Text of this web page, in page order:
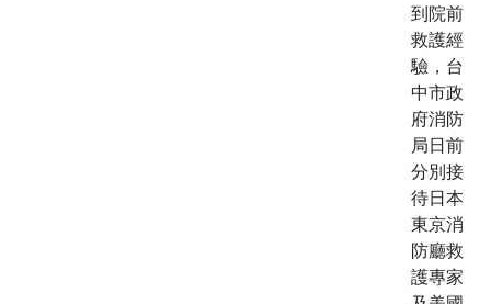
到院前
救護經
驗，台
中市政
府消防
局日前
分別接
待日本
東京消
防廳救
護專家